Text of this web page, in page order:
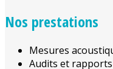
Nos prestations
Mesures
Audits et rapports